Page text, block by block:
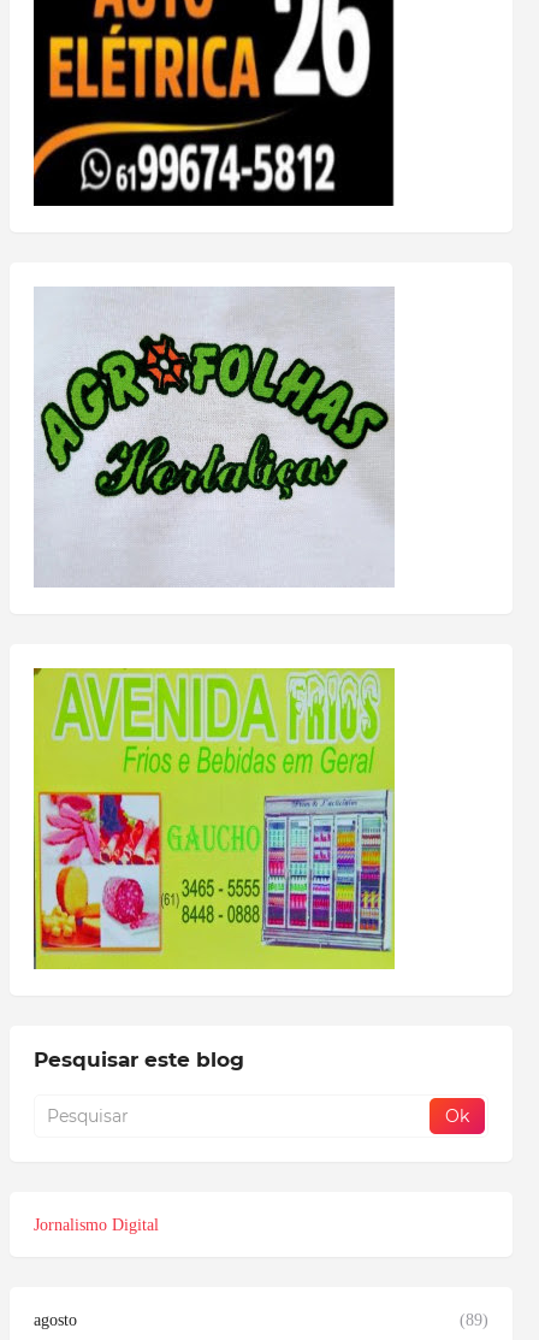
Pesquisar este blog
Jornalismo Digital
agosto (89)